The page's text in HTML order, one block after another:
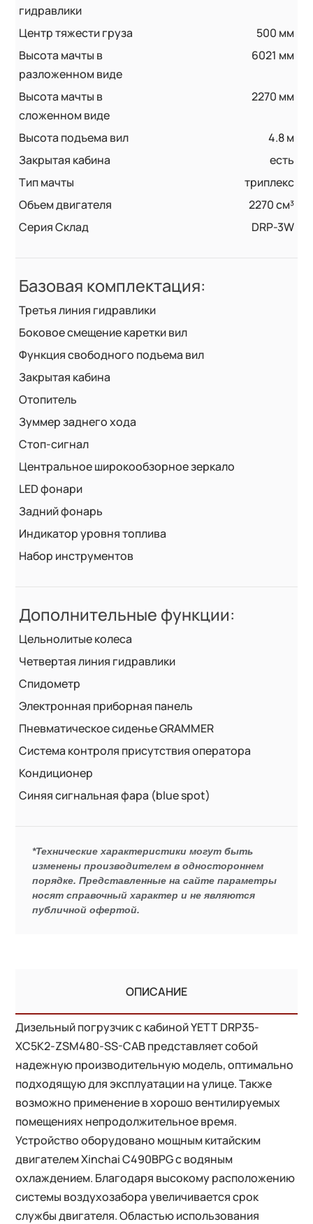
гидравлики
Центр тяжести груза
500 мм
Высота мачты в
разложенном виде
6021 мм
Высота мачты в
сложенном виде
2270 мм
Высота подъема вил
4.8 м
Закрытая кабина
есть
Тип мачты
триплекс
Объем двигателя
2270 см³
Серия Склад
DRP-3W
Базовая комплектация:
Третья линия гидравлики
Боковое смещение каретки вил
Функция свободного подъема вил
Закрытая кабина
Отопитель
Зуммер заднего хода
Стоп-сигнал
Центральное широкообзорное зеркало
LED фонари
Задний фонарь
Индикатор уровня топлива
Набор инструментов
Дополнительные функции:
Цельнолитые колеса
Четвертая линия гидравлики
Спидометр
Электронная приборная панель
Пневматическое сиденье GRAMMER
Система контроля присутствия оператора
Кондиционер
Синяя сигнальная фара (blue spot)
*Технические характеристики могут быть
изменены производителем в одностороннем
порядке. Представленные на сайте параметры
носят справочный характер и не являются
публичной офертой.
ОПИСАНИЕ
Дизельный погрузчик с кабиной YETT DRP35-
XC5K2-ZSM480-SS-CAB представляет собой
надежную производительную модель, оптимально
подходящую для эксплуатации на улице. Также
возможно применение в хорошо вентилируемых
помещениях непродолжительное время.
Устройство оборудовано мощным китайским
двигателем Xinchai C490BPG с водяным
охлаждением. Благодаря высокому расположению
системы воздухозабора увеличивается срок
службы двигателя. Областью использования